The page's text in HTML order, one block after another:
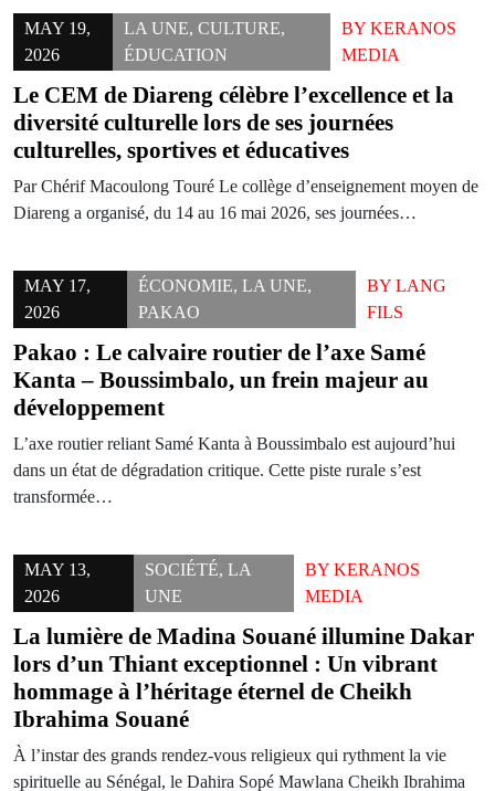
MAY 19,
2026
LA UNE, CULTURE,
ÉDUCATION
BYKERANOS
MEDIA
Le CEM de Diareng célèbre l’excellence et la
diversité culturelle lors de ses journées
culturelles, sportives et éducatives
Par Chérif Macoulong Touré Le collège d’enseignement moyen de
Diareng a organisé, du 14 au 16 mai 2026, ses journées…
MAY 17,
2026
ÉCONOMIE, LA UNE,
PAKAO
BY LANG
FILS
Pakao : Le calvaire routier de l’axe Samé
Kanta – Boussimbalo, un frein majeur au
développement
L’axe routier reliant Samé Kanta à Boussimbalo est aujourd’hui
dans un état de dégradation critique. Cette piste rurale s’est
transformée…
MAY 13,
2026
SOCIÉTÉ,LA
UNE
BYKERANOS
MEDIA
La lumière de Madina Souané illumine Dakar
lors d’un Thiant exceptionnel : Un vibrant
hommage à l’héritage éternel de Cheikh
Ibrahima Souané
À l’instar des grands rendez-vous religieux qui rythment la vie
spirituelle au Sénégal, le Dahira Sopé Mawlana Cheikh Ibrahima